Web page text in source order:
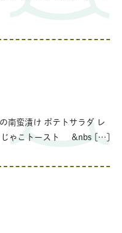
南蛮漬け ポテトサラダ レ
じゃこトースト &nbs […]